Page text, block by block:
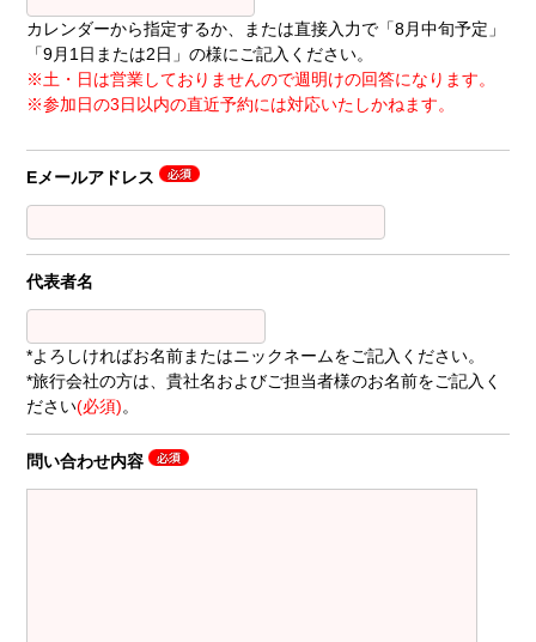
カレンダーから指定するか、または直接入力で「8月中旬予定」
「9月1日または2日」の様にご記入ください。
※土・日は営業しておりませんので週明けの回答になります。
※参加日の3日以内の直近予約には対応いたしかねます。
Eメールアドレス
代表者名
*よろしければお名前またはニックネームをご記入ください。
*旅行会社の方は、貴社名およびご担当者様のお名前をご記入く
ださい(必須)。
問い合わせ内容